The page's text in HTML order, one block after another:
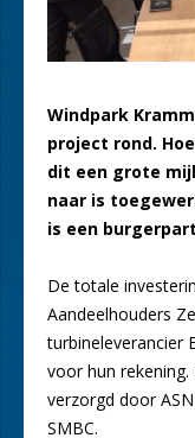
Windpark
project rond.
dit een grote
naar is
is een
De totale
Aandeelhouders
turbineleverancier
voor hun
verzorgd door
SMBC.